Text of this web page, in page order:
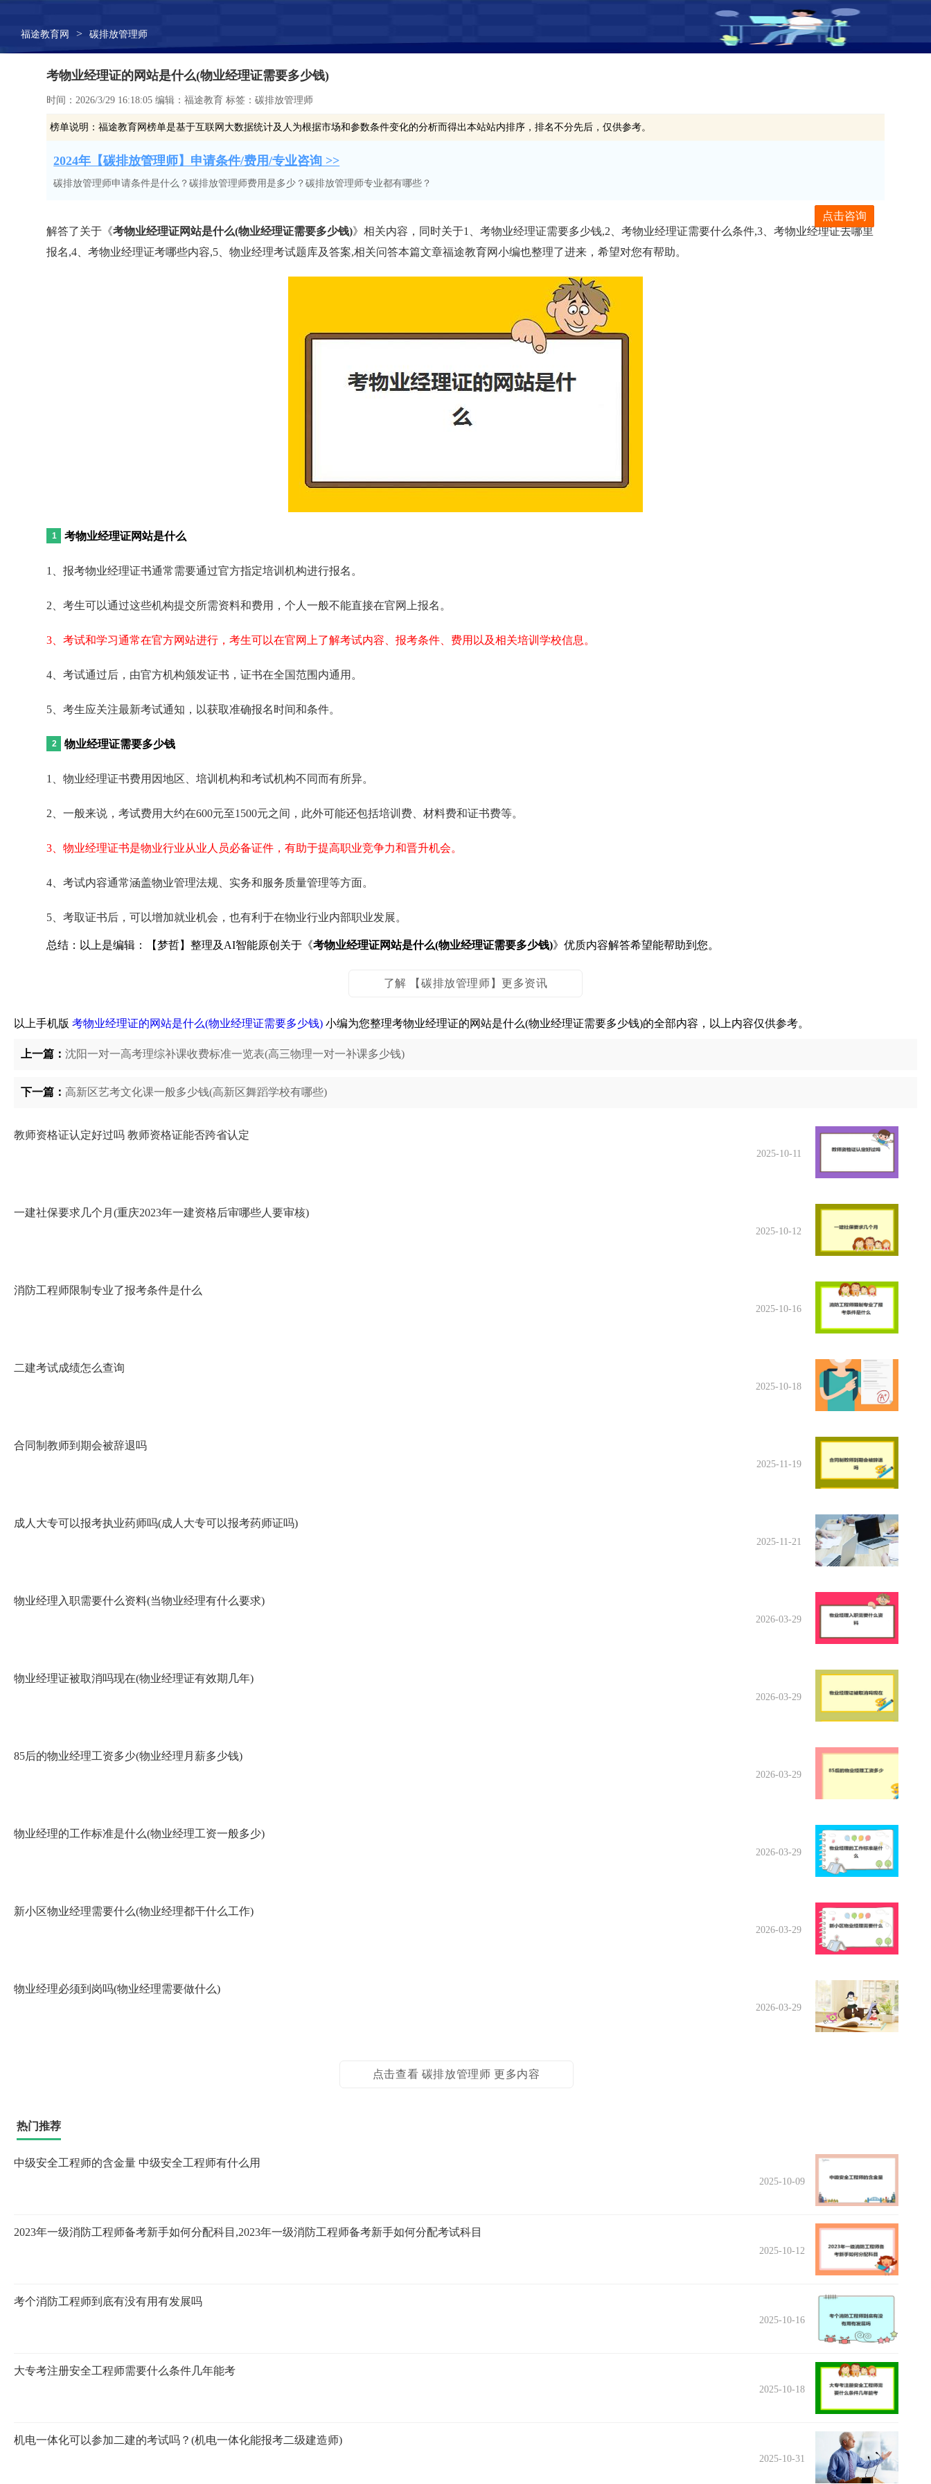
福途教育网 > 碳排放管理师
考物业经理证的网站是什么(物业经理证需要多少钱)
时间：2026/3/29 16:18:05 编辑：福途教育 标签：碳排放管理师
榜单说明：福途教育网榜单是基于互联网大数据统计及人为根据市场和参数条件变化的分析而得出本站站内排序，排名不分先后，仅供参考。
2024年【碳排放管理师】申请条件/费用/专业咨询 >>
碳排放管理师申请条件是什么？碳排放管理师费用是多少？碳排放管理师专业都有哪些？
点击咨询
解答了关于《考物业经理证网站是什么(物业经理证需要多少钱)》相关内容，同时关于1、考物业经理证需要多少钱,2、考物业经理证需要什么条件,3、考物业经理证去哪里
报名,4、考物业经理证考哪些内容,5、物业经理考试题库及答案,相关问答本篇文章福途教育网小编也整理了进来，希望对您有帮助。
考物业经理证网站是什么
1、报考物业经理证书通常需要通过官方指定培训机构进行报名。
2、考生可以通过这些机构提交所需资料和费用，个人一般不能直接在官网上报名。
3、考试和学习通常在官方网站进行，考生可以在官网上了解考试内容、报考条件、费用以及相关培训学校信息。
4、考试通过后，由官方机构颁发证书，证书在全国范围内通用。
5、考生应关注最新考试通知，以获取准确报名时间和条件。
物业经理证需要多少钱
1、物业经理证书费用因地区、培训机构和考试机构不同而有所异。
2、一般来说，考试费用大约在600元至1500元之间，此外可能还包括培训费、材料费和证书费等。
3、物业经理证书是物业行业从业人员必备证件，有助于提高职业竞争力和晋升机会。
4、考试内容通常涵盖物业管理法规、实务和服务质量管理等方面。
5、考取证书后，可以增加就业机会，也有利于在物业行业内部职业发展。
总结：以上是编辑：【梦哲】整理及AI智能原创关于《考物业经理证网站是什么(物业经理证需要多少钱)》优质内容解答希望能帮助到您。
了解 【碳排放管理师】更多资讯
以上手机版 考物业经理证的网站是什么(物业经理证需要多少钱) 小编为您整理考物业经理证的网站是什么(物业经理证需要多少钱)的全部内容，以上内容仅供参考。
上一篇： 沈阳一对一高考理综补课收费标准一览表(高三物理一对一补课多少钱)
下一篇： 高新区艺考文化课一般多少钱(高新区舞蹈学校有哪些)
教师资格证认定好过吗 教师资格证能否跨省认定
2025-10-11
一建社保要求几个月(重庆2023年一建资格后审哪些人要审核)
2025-10-12
消防工程师限制专业了报考条件是什么
2025-10-16
二建考试成绩怎么查询
2025-10-18
合同制教师到期会被辞退吗
2025-11-19
成人大专可以报考执业药师吗(成人大专可以报考药师证吗)
2025-11-21
物业经理入职需要什么资料(当物业经理有什么要求)
2026-03-29
物业经理证被取消吗现在(物业经理证有效期几年)
2026-03-29
85后的物业经理工资多少(物业经理月薪多少钱)
2026-03-29
物业经理的工作标准是什么(物业经理工资一般多少)
2026-03-29
新小区物业经理需要什么(物业经理都干什么工作)
2026-03-29
物业经理必须到岗吗(物业经理需要做什么)
2026-03-29
点击查看 碳排放管理师 更多内容
热门推荐
中级安全工程师的含金量 中级安全工程师有什么用
2025-10-09
2023年一级消防工程师备考新手如何分配科目,2023年一级消防工程师备考新手如何分配考试科目
2025-10-12
考个消防工程师到底有没有用有发展吗
2025-10-16
大专考注册安全工程师需要什么条件几年能考
2025-10-18
机电一体化可以参加二建的考试吗？(机电一体化能报考二级建造师)
2025-10-31